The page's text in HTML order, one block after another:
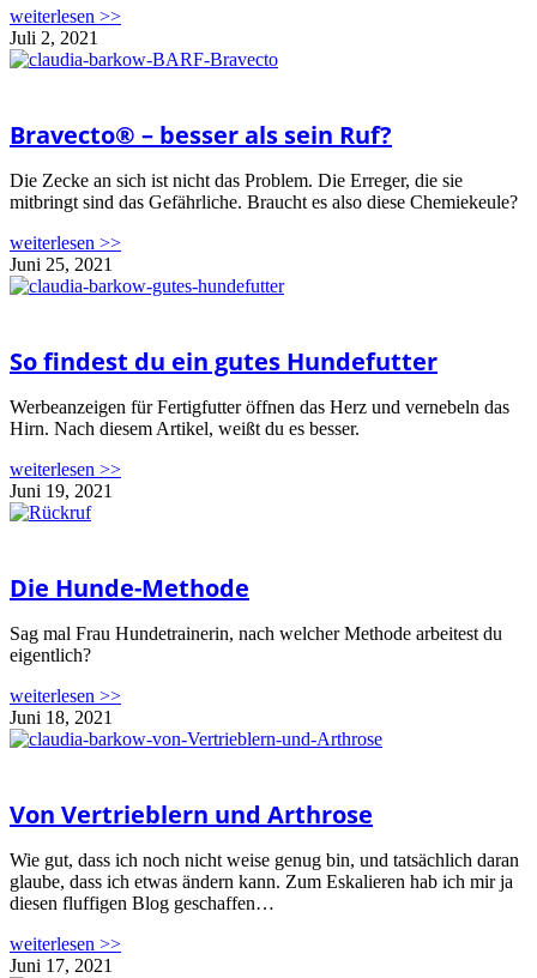
weiterlesen >>
Juli 2, 2021
Bravecto® – besser als sein Ruf?
Die Zecke an sich ist nicht das Problem. Die Erreger, die sie
mitbringt sind das Gefährliche. Braucht es also diese Chemiekeule?
weiterlesen >>
Juni 25, 2021
So findest du ein gutes Hundefutter
Werbeanzeigen für Fertigfutter öffnen das Herz und vernebeln das
Hirn. Nach diesem Artikel, weißt du es besser.
weiterlesen >>
Juni 19, 2021
Die Hunde-Methode
Sag mal Frau Hundetrainerin, nach welcher Methode arbeitest du
eigentlich?
weiterlesen >>
Juni 18, 2021
Von Vertrieblern und Arthrose
Wie gut, dass ich noch nicht weise genug bin, und tatsächlich daran
glaube, dass ich etwas ändern kann. Zum Eskalieren hab ich mir ja
diesen fluffigen Blog geschaffen…
weiterlesen >>
Juni 17, 2021